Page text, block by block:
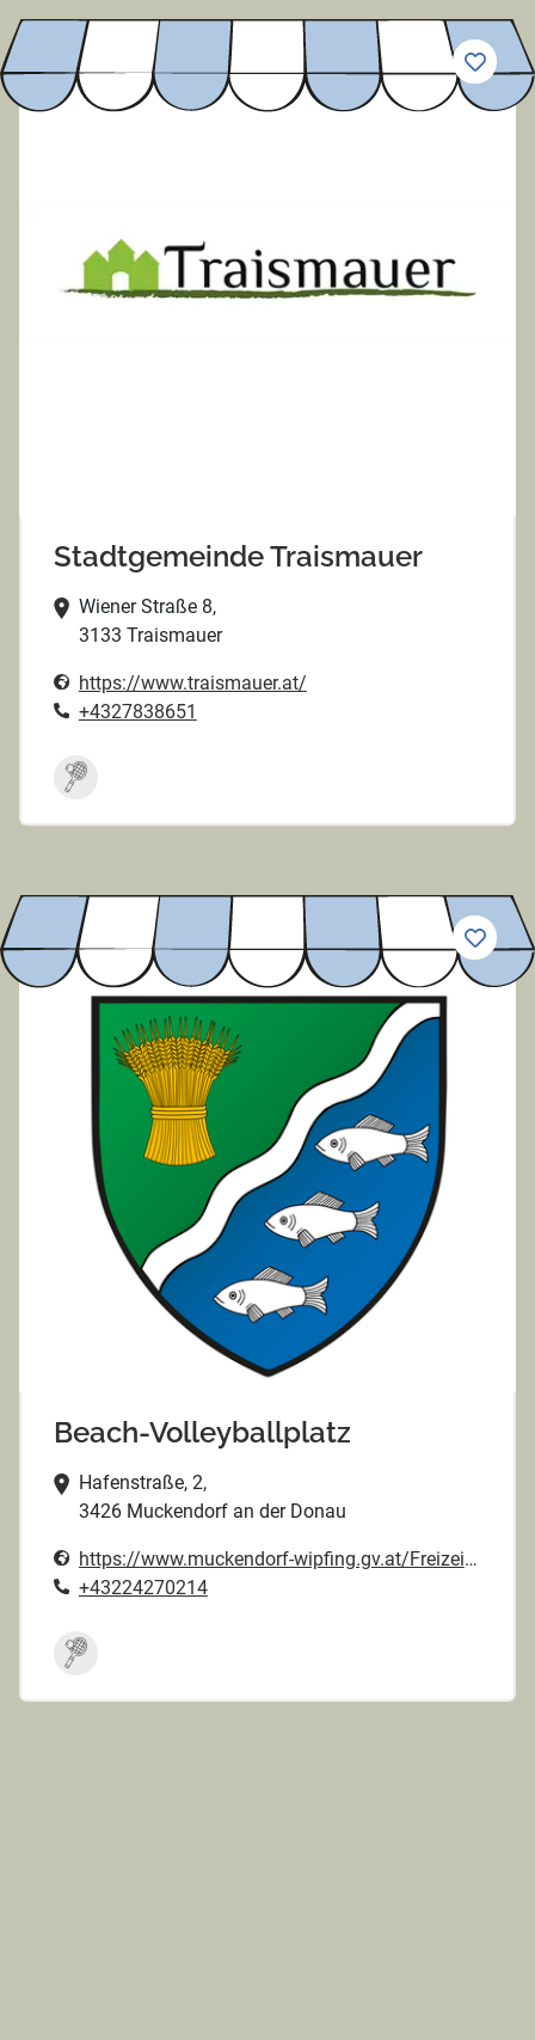
Stadtgemeinde Traismauer
Wiener Straße 8,
3133 Traismauer
https://www.traismauer.at/
+4327838651
Beach-Volleyballplatz
Hafenstraße, 2,
3426 Muckendorf an der Donau
https://www.muckendorf-wipfing.gv.at/Freizeit_Vereine/Freizeit/Spielplaetze
+43224270214